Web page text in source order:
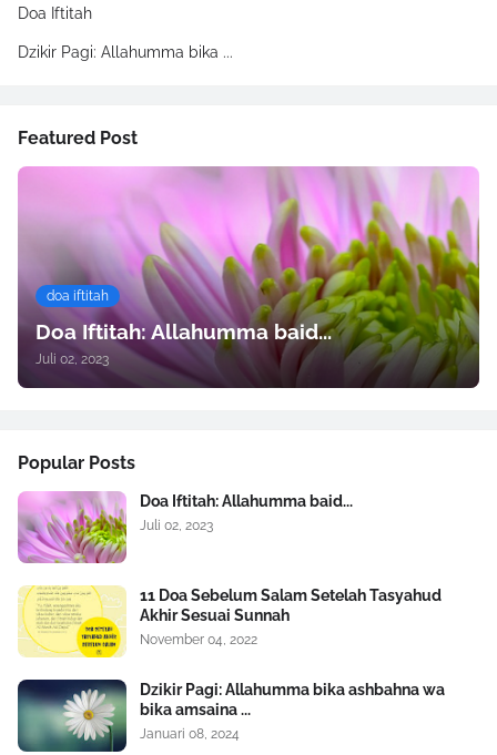
Doa Iftitah
Dzikir Pagi: Allahumma bika ...
Featured Post
doa iftitah
Doa Iftitah: Allahumma baid...
Juli 02, 2023
Popular Posts
Doa Iftitah: Allahumma baid...
Juli 02, 2023
11 Doa Sebelum Salam Setelah Tasyahud
Akhir Sesuai Sunnah
November 04, 2022
Dzikir Pagi: Allahumma bika ashbahna wa
bika amsaina ...
Januari 08, 2024